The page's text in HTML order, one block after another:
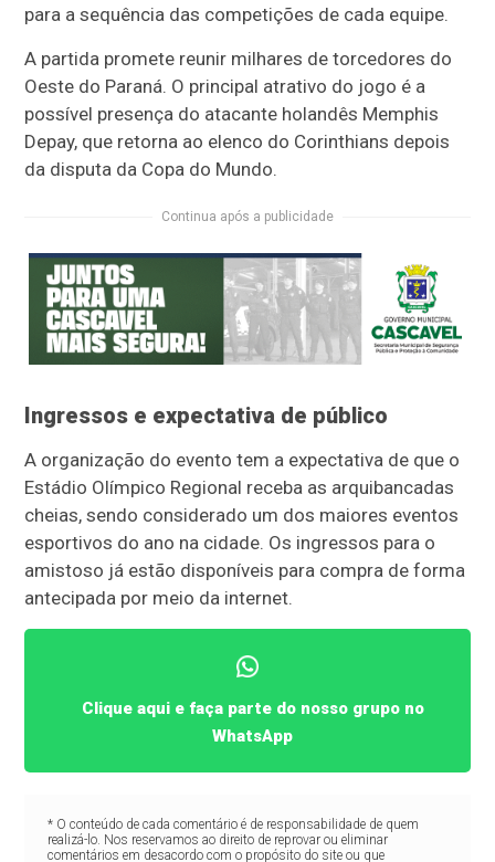
para a sequência das competições de cada equipe.
A partida promete reunir milhares de torcedores do
Oeste do Paraná. O principal atrativo do jogo é a
possível presença do atacante holandês Memphis
Depay, que retorna ao elenco do Corinthians depois
da disputa da Copa do Mundo.
Continua após a publicidade
Ingressos e expectativa de público
A organização do evento tem a expectativa de que o
Estádio Olímpico Regional receba as arquibancadas
cheias, sendo considerado um dos maiores eventos
esportivos do ano na cidade. Os ingressos para o
amistoso já estão disponíveis para compra de forma
antecipada por meio da internet.
Clique aqui e faça parte do nosso grupo no
WhatsApp
* O conteúdo de cada comentário é de responsabilidade de quem
realizá-lo. Nos reservamos ao direito de reprovar ou eliminar
comentários em desacordo com o propósito do site ou que